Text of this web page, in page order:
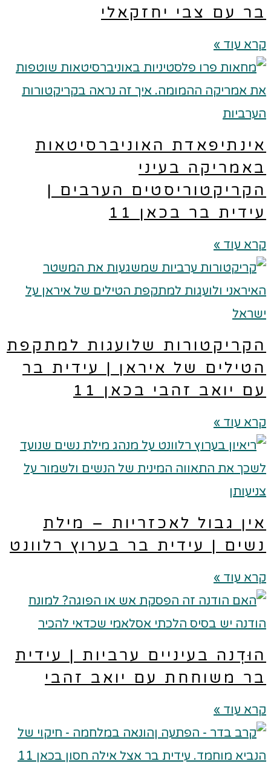
עם צבי יחזקאלי
עוד »
האוניברסיטאות
בעיני
הערבים |
בר בכאן 11
עוד »
שלועגות למתקפת
של איראן | עידית בר
יואב זהבי בכאן 11
עוד »
גבול לאכזריות – מילת
| עידית בר בערוץ רלוונט
עוד »
בעיניים ערביות | עידית
משוחחת עם יואב זהבי
עוד »